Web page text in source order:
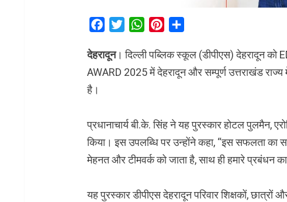
Facebook
TwitterWhatsAppPinterest
देहरादून। दिल्ली पब्लिक स्कूल (डीपीएस) देहरादून को
AWARD 2025 में देहरादून और सम्पूर्ण उत्तराखंड
है।
प्रधानाचार्य बी.के. सिंह ने यह पुरस्कार होटल पुलमैन,
किया। इस उपलब्धि पर उन्होंने कहा, “इस सफलता का
मेहनत और टीमवर्क को जाता है, साथ ही हमारे प्रबंधन
यह पुरस्कार डीपीएस देहरादून परिवार शिक्षकों, छात्रों